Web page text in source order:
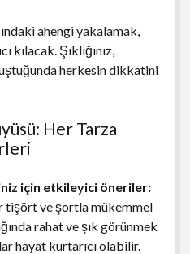
ahengi yakalamak,
kılacak. Şıklığınız,
herkesin dikkatini
Her Tarza
için etkileyici öneriler:
tişört ve şortla mükemmel
rahat ve şık görünmek
hayat kurtarıcı olabilir.